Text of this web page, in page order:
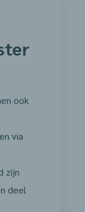
ook
via
zijn
deel